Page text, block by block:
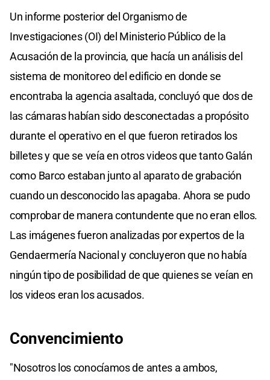
Un informe posterior del Organismo de
Investigaciones (OI) del Ministerio Público de la
Acusación de la provincia, que hacía un análisis del
sistema de monitoreo del edificio en donde se
encontraba la agencia asaltada, concluyó que dos de
las cámaras habían sido desconectadas a propósito
durante el operativo en el que fueron retirados los
billetes y que se veía en otros videos que tanto Galán
como Barco estaban junto al aparato de grabación
cuando un desconocido las apagaba. Ahora se pudo
comprobar de manera contundente que no eran ellos.
Las imágenes fueron analizadas por expertos de la
Gendaermería Nacional y concluyeron que no había
ningún tipo de posibilidad de que quienes se veían en
los videos eran los acusados.
Convencimiento
"Nosotros los conocíamos de antes a ambos,